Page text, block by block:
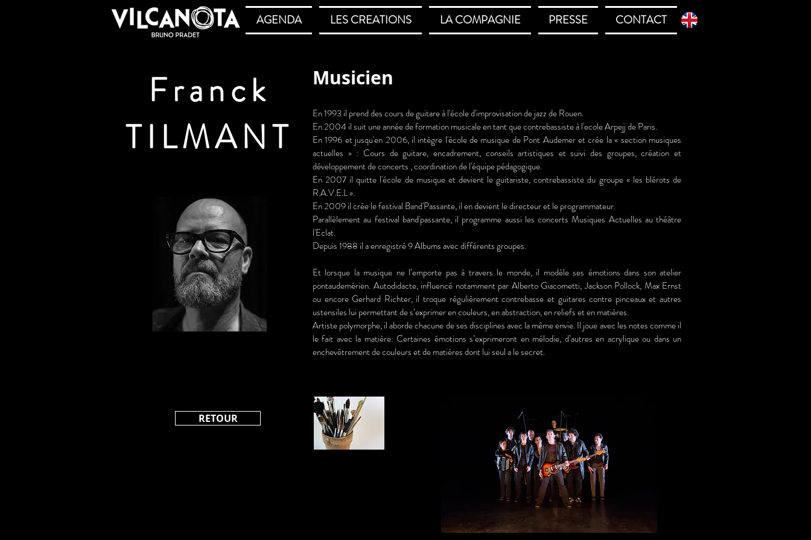
AGENDA LES CREATIONS LA COMPAGNIE PRESSE CONTACT
Franck
TILMANT
Musicien
En 1993 il prend des cours de guitare à l'école d'improvisation de jazz de Rouen.
En 2004 il suit une année de formation musicale en tant que contrebassiste à l'ecole Arpejj de Paris.
En 1996 et jusqu'en 2006, il intègre l'école de musique de Pont Audemer et crée la « section musiques
actuelles » : Cours de guitare, encadrement, conseils artistiques et suivi des groupes, création et
développement de concerts , coordination de l'équipe pédagogique.
En 2007 il quitte l'école de musique et devient le guitariste, contrebassiste du groupe « les blérots de
R.A.V.E.L ».
En 2009 il crée le festival Band'Passante, il en devient le directeur et le programmateur.
Parallèlement au festival band'passante, il programme aussi les concerts Musiques Actuelles au théâtre
l'Eclat.
Depuis 1988 il a enregistré 9 Albums avec différents groupes.
Et lorsque la musique ne l’emporte pas à travers le monde, il modèle ses émotions dans son atelier
pontaudemérien. Autodidacte, influencé notamment par Alberto Giacometti, Jackson Pollock, Max Ernst
ou encore Gerhard Richter, il troque régulièrement contrebasse et guitares contre pinceaux et autres
ustensiles lui permettant de s’exprimer en couleurs, en abstraction, en reliefs et en matières.
Artiste polymorphe, il aborde chacune de ses disciplines avec la même envie. Il joue avec les notes comme il
le fait avec la matière: Certaines émotions s’exprimeront en mélodie, d’autres en acrylique ou dans un
enchevêtrement de couleurs et de matières dont lui seul a le secret.
RETOUR